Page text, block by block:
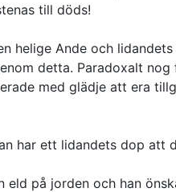
till döds!
helige Ande och
detta. Paradoxalt
med glädje att era
har ett lidandets dop att
på jorden och han